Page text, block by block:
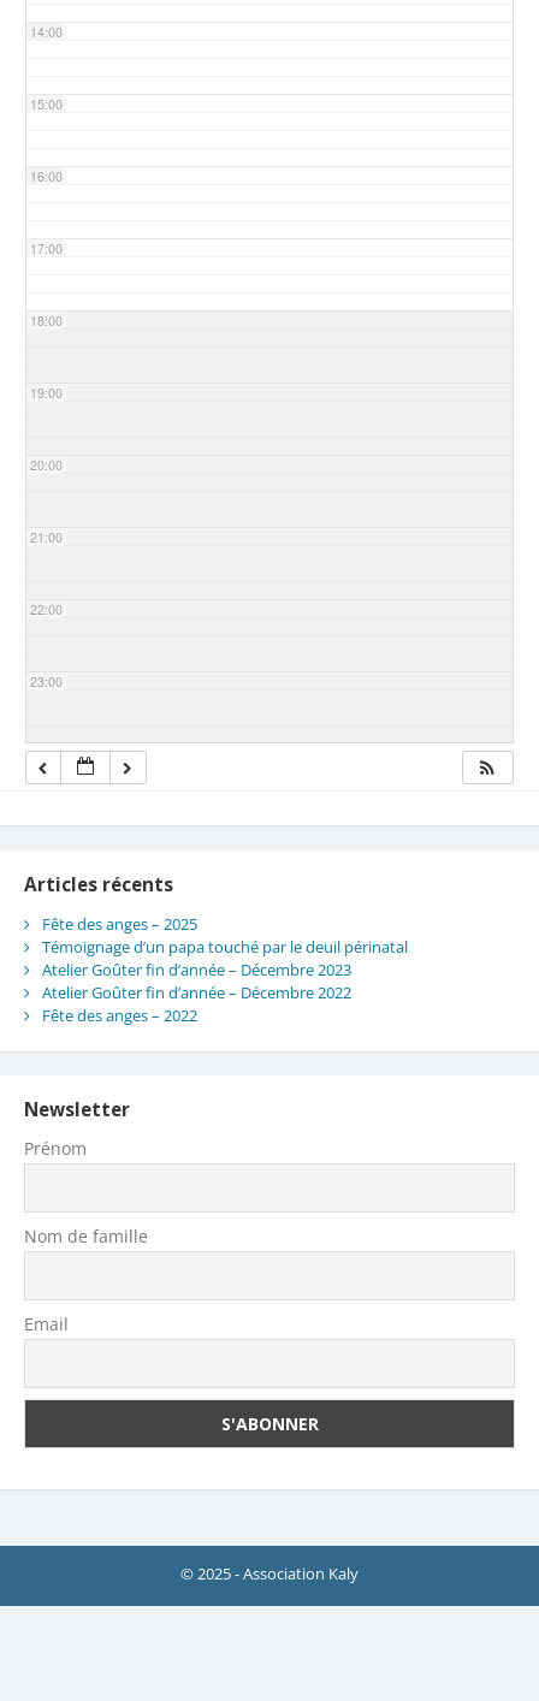
14:00
15:00
16:00
17:00
18:00
19:00
20:00
21:00
22:00
23:00
Articles récents
Fête des anges – 2025
Témoignage d’un papa touché par le deuil périnatal
Atelier Goûter fin d’année – Décembre 2023
Atelier Goûter fin d’année – Décembre 2022
Fête des anges – 2022
Newsletter
Prénom
Nom de famille
Email
© 2025 - Association Kaly